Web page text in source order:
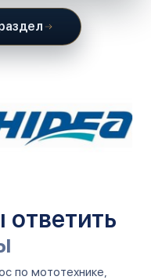
по мототехнике,